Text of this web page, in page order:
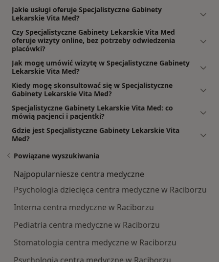
Jakie usługi oferuje Specjalistyczne Gabinety
Lekarskie Vita Med?
Czy Specjalistyczne Gabinety Lekarskie Vita Med
oferuje wizyty online, bez potrzeby odwiedzenia
placówki?
Jak mogę umówić wizytę w Specjalistyczne Gabinety
Lekarskie Vita Med?
Kiedy mogę skonsultować się w Specjalistyczne
Gabinety Lekarskie Vita Med?
Specjalistyczne Gabinety Lekarskie Vita Med: co
mówią pacjenci i pacjentki?
Gdzie jest Specjalistyczne Gabinety Lekarskie Vita
Med?
Powiązane wyszukiwania
Najpopularniesze centra medyczne
Psychologia dziecięca centra medyczne w Raciborzu
Interna centra medyczne w Raciborzu
Pediatria centra medyczne w Raciborzu
Stomatologia centra medyczne w Raciborzu